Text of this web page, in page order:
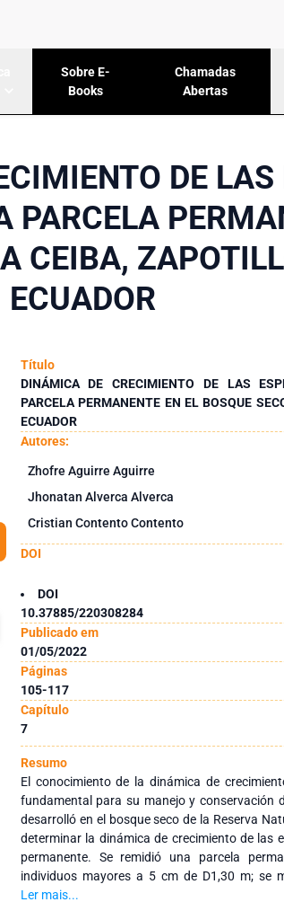
Sobre E-
Books
Chamadas
Abertas
DE LAS
PARCELA
CEIBA,
ECUADOR
Título
DINÁMICA DE CRECIMIENTO DE LAS
PARCELA PERMANENTE EN EL BOSQUE
ECUADOR
Autores:
Zhofre Aguirre Aguirre
Jhonatan Alverca Alverca
Cristian Contento Contento
DOI
DOI
10.37885/220308284
Publicado em
01/05/2022
Páginas
105-117
Capítulo
7
Resumo
El conocimiento de la dinámica de
fundamental para su manejo y conservación
desarrolló en el bosque seco de la Reserva
determinar la dinámica de crecimiento de las
permanente. Se remidió una parcela
individuos mayores a 5 cm de D1,30 m; se
incluyendo los individuos nuevos o
Ler mais...